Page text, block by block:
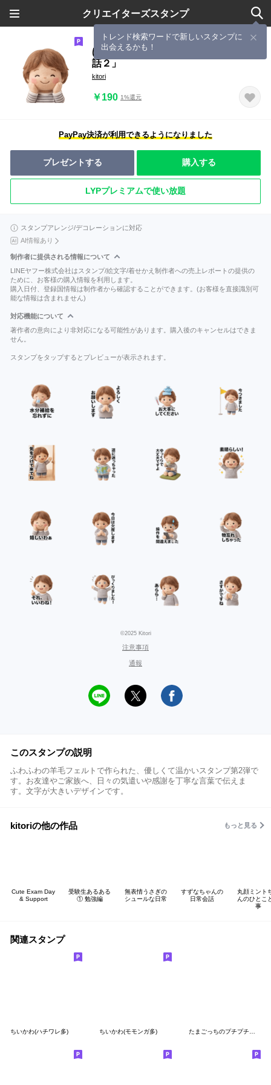
クリエイターズスタンプ
トレンド検索ワードで新しいスタンプに
出会えるかも！
ほっこり羊毛フェルト「大人の日常会
話２」
kitori
￥190 1%還元
PayPay決済が利用できるようになりました
プレゼントする 購入する
LYPプレミアムで使い放題
スタンプアレンジ/デコレーションに対応
AI情報あり
制作者に提供される情報について
LINEヤフー株式会社はスタンプ/絵文字/着せかえ制作者への売上レポートの提供の
ために、お客様の購入情報を利用します。
購入日付、登録国情報は制作者から確認することができます。(お客様を直接識別可
能な情報は含まれません)
対応機能について
著作者の意向により非対応になる可能性があります。購入後のキャンセルはできま
せん。
スタンプをタップするとプレビューが表示されます。
©2025 Kitori
注意事項
通報
このスタンプの説明
ふわふわの羊毛フェルトで作られた、優しくて温かいスタンプ第2弾で
す。お友達やご家族へ、日々の気遣いや感謝を丁寧な言葉で伝えま
す。文字が大きいデザインです。
kitoriの他の作品 もっと見る
Cute Exam Day
& Support
受験生あるある
① 勉強編
無表情うさぎの
シュールな日常
すずなちゃんの
日常会話
丸顔ミント
んのひとこ
事
関連スタンプ
ちいかわ(ハチワレ多) ちいかわ(モモンガ多) たまごっちのプチプチおみせっち